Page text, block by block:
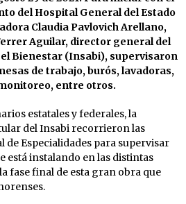
del Hospital General del Estado
Claudia Pavlovich Arellano,
Aguilar, director general del
Bienestar (Insabi), supervisaron
de trabajo, burós, lavadoras,
entre otros.
estatales y federales, la
del Insabi recorrieron las
de Especialidades para supervisar
está instalando en las distintas
fase final de esta gran obra que